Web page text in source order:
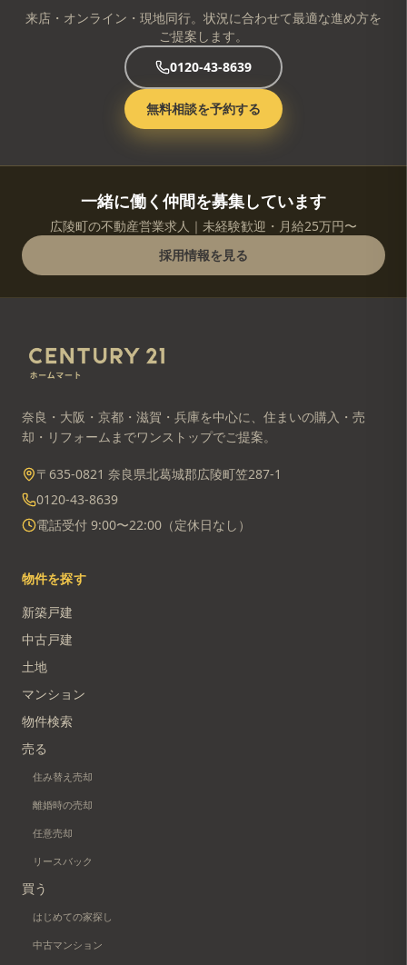
来店・オンライン・現地同行。状況に合わせて最適な進め方を
ご提案します。
0120-43-8639
無料相談を予約する
一緒に働く仲間を募集しています
広陵町の不動産営業求人｜未経験歓迎・月給25万円〜
採用情報を見る
奈良・大阪・京都・滋賀・兵庫を中心に、住まいの購入・売
却・リフォームまでワンストップでご提案。
〒635-0821 奈良県北葛城郡広陵町笠287-1
0120-43-8639
電話受付 9:00〜22:00（定休日なし）
物件を探す
新築戸建
中古戸建
土地
マンション
物件検索
売る
住み替え売却
離婚時の売却
任意売却
リースバック
買う
はじめての家探し
中古マンション